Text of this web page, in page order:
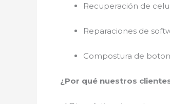
Recuperación de
Reparaciones de
Compostura de
¿Por qué nuestros